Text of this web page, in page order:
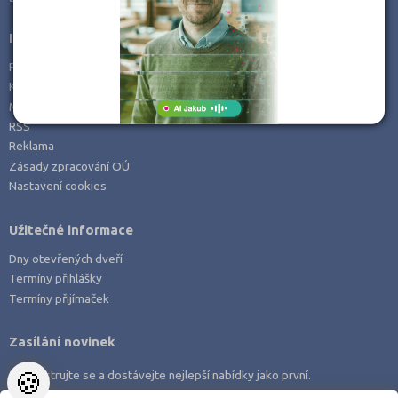
Informace
Prohlášení o přístupnosti
Kontakt
Mapa serveru
RSS
Reklama
Zásady zpracování OÚ
Nastavení cookies
Užitečné informace
Dny otevřených dveří
Termíny přihlášky
Termíny přijímaček
Zasílání novinek
Zaregistrujte se a dostávejte nejlepší nabídky jako první.
🍪